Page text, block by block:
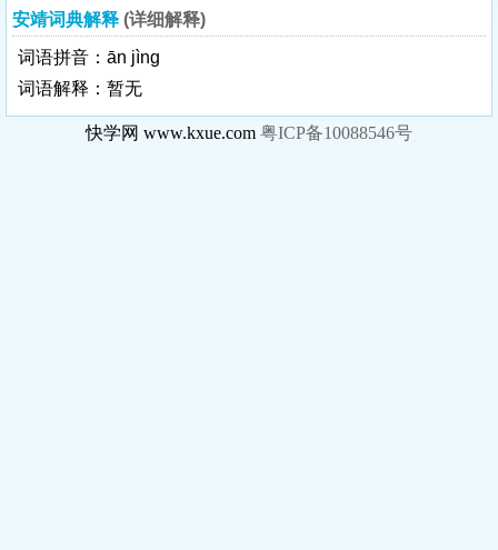
安靖词典解释 (详细解释)
词语拼音：ān jìng
词语解释：暂无
快学网 www.kxue.com 粤ICP备10088546号